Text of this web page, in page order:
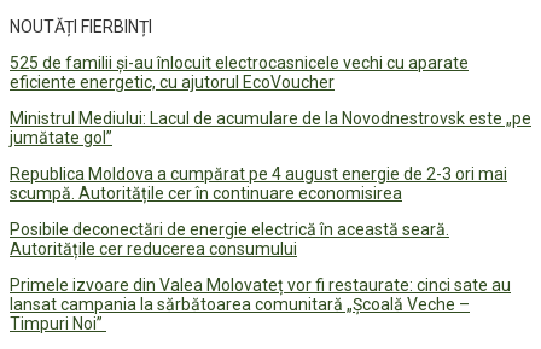
NOUTĂȚI FIERBINȚI
525 de familii și-au înlocuit electrocasnicele vechi cu aparate
eficiente energetic, cu ajutorul EcoVoucher
Ministrul Mediului: Lacul de acumulare de la Novodnestrovsk este „pe
jumătate gol”
Republica Moldova a cumpărat pe 4 august energie de 2-3 ori mai
scumpă. Autoritățile cer în continuare economisirea
Posibile deconectări de energie electrică în această seară.
Autoritățile cer reducerea consumului
Primele izvoare din Valea Molovateț vor fi restaurate: cinci sate au
lansat campania la sărbătoarea comunitară „Școală Veche –
Timpuri Noi”